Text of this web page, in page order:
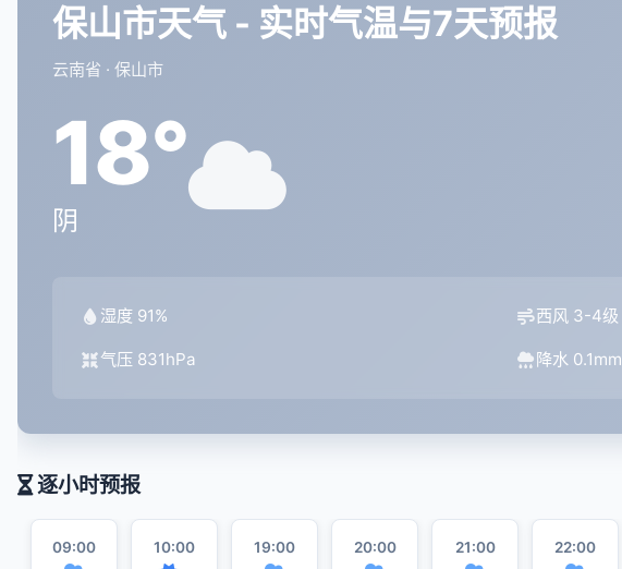
保山市天气 - 实时气温与7天预报
云南省 · 保山市
18°
阴
湿度 91% 西风 3-4级
气压 831hPa 降水 0.1mm
逐小时预报
09:00 10:00 19:00 20:00 21:00 22:00